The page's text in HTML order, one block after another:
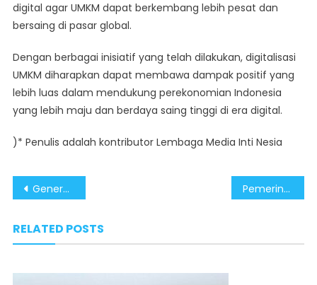
digital agar UMKM dapat berkembang lebih pesat dan
bersaing di pasar global.
Dengan berbagai inisiatif yang telah dilakukan, digitalisasi
UMKM diharapkan dapat membawa dampak positif yang
lebih luas dalam mendukung perekonomian Indonesia
yang lebih maju dan berdaya saing tinggi di era digital.
)* Penulis adalah kontributor Lembaga Media Inti Nesia
Post
Generasi Muda Garda Terdepan dalam Pencegahan Narkoba Pemerintahan Prabowo-Gibran Tingkatkan Daya Saing UMKM dengan Berbagai Inovasi
RELATED POSTS